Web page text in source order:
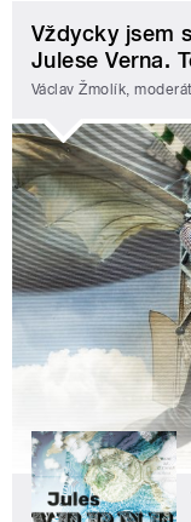
Vždycky jsem
Julese Verna.
Václav Žmolík,